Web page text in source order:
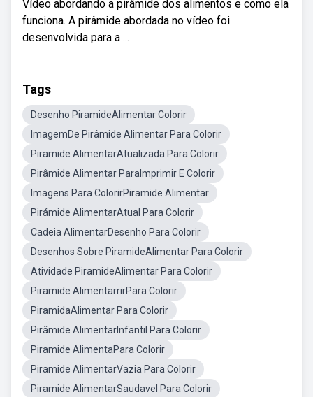
Vídeo abordando a pirâmide dos alimentos e como ela
funciona. A pirâmide abordada no vídeo foi
desenvolvida para a ...
Tags
Desenho PiramideAlimentar Colorir
ImagemDe Pirâmide Alimentar Para Colorir
Piramide AlimentarAtualizada Para Colorir
Pirâmide Alimentar ParaImprimir E Colorir
Imagens Para ColorirPiramide Alimentar
Pirámide AlimentarAtual Para Colorir
Cadeia AlimentarDesenho Para Colorir
Desenhos Sobre PiramideAlimentar Para Colorir
Atividade PiramideAlimentar Para Colorir
Piramide AlimentarrirPara Colorir
PiramidaAlimentar Para Colorir
Pirâmide AlimentarInfantil Para Colorir
Piramide AlimentaPara Colorir
Piramide AlimentarVazia Para Colorir
Piramide AlimentarSaudavel Para Colorir